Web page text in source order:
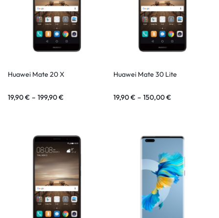
Huawei Mate 20 X
19,90€ – 199,90€
Huawei Mate 30 Lite
19,90€ – 150,00€